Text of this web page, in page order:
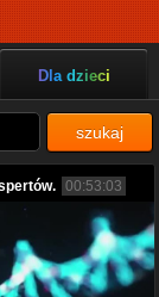
Dla dzieci
szukaj
00:53:03